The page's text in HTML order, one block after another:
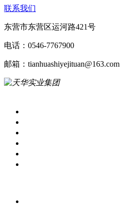
联系我们
东营市东营区运河路421号
电话：0546-7767900
邮箱：tianhuashiyejituan@163.com